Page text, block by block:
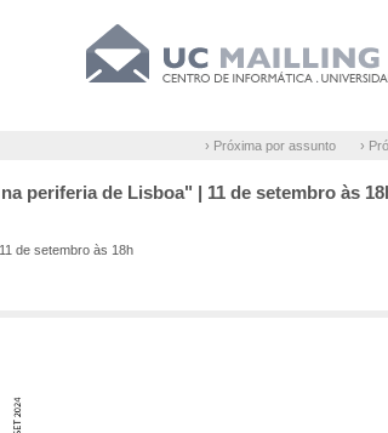
› Próxima por assunto ›
periferia de Lisboa" | 11 de setembro às
de setembro às 18h